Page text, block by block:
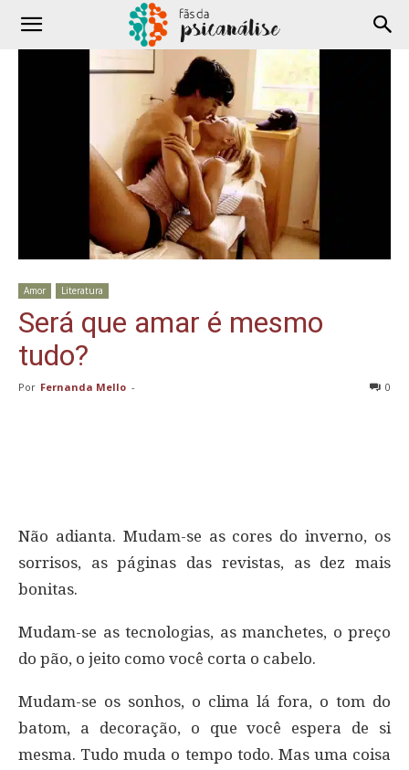
Amor Literatura
Será que amar é mesmo
tudo?
Por Fernanda Mello - 0
Não adianta. Mudam-se as cores do inverno, os
sorrisos, as páginas das revistas, as dez mais
bonitas.
Mudam-se as tecnologias, as manchetes, o preço
do pão, o jeito como você corta o cabelo.
Mudam-se os sonhos, o clima lá fora, o tom do
batom, a decoração, o que você espera de si
mesma. Tudo muda o tempo todo. Mas uma coisa